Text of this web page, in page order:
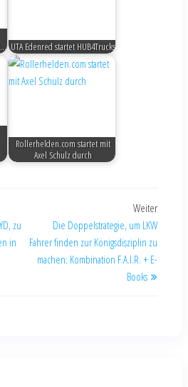
UTA Edenred startet HUB4Trucks
Rollerhelden.com startet mit
Axel Schulz durch
zu
in
Weiter
Die Doppelstrategie, um LKW
Fahrer finden zur Königsdisziplin zu
machen: Kombination F.A.I.R. + E-
Books